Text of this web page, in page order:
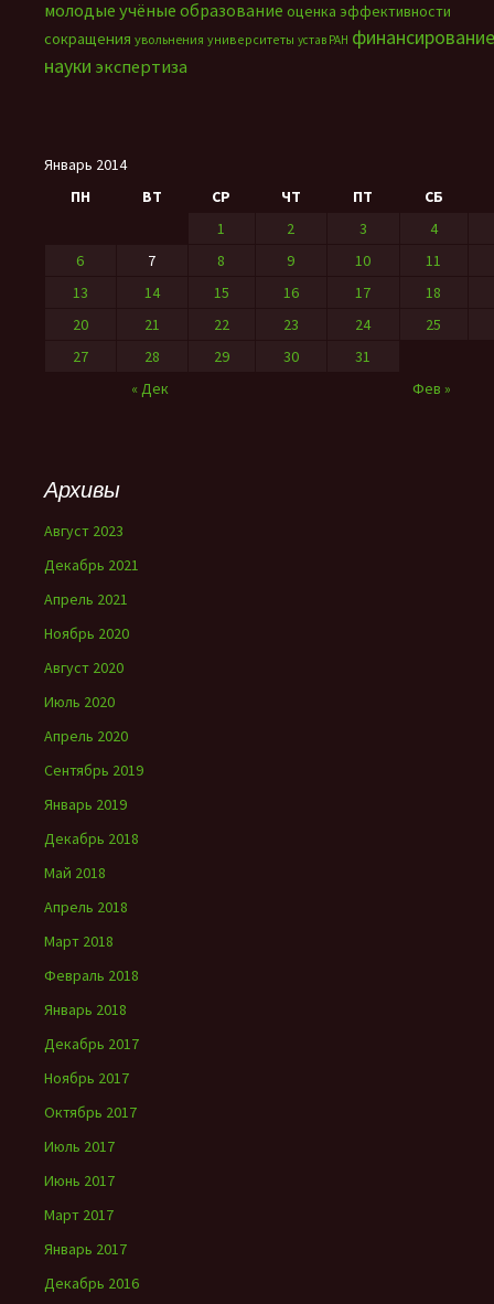
молодые учёные образование оценка эффективности
сокращения увольнения университеты устав РАН финансирование
науки экспертиза
Январь 2014
ПН
ВТ СР ЧТ ПТ СБ
« Дек Фев »
1 2 3
4
6
7 8 9 10
11
13
14 15 16 17
18
20
21 22 23 24
25
27
28 29 30 31
Архивы
Август 2023
Декабрь 2021
Апрель 2021
Ноябрь 2020
Август 2020
Июль 2020
Апрель 2020
Сентябрь 2019
Январь 2019
Декабрь 2018
Май 2018
Апрель 2018
Март 2018
Февраль 2018
Январь 2018
Декабрь 2017
Ноябрь 2017
Октябрь 2017
Июль 2017
Июнь 2017
Март 2017
Январь 2017
Декабрь 2016